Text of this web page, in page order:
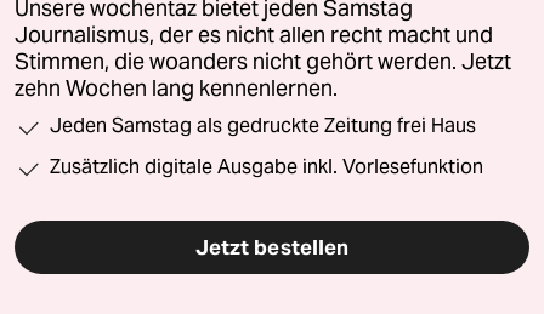
Unsere wochentaz bietet jeden Samstag
Journalismus, der es nicht allen recht macht und
Stimmen, die woanders nicht gehört werden. Jetzt
zehn Wochen lang kennenlernen.
Jeden Samstag als gedruckte Zeitung frei Haus
Zusätzlich digitale Ausgabe inkl. Vorlesefunktion
Jetzt bestellen